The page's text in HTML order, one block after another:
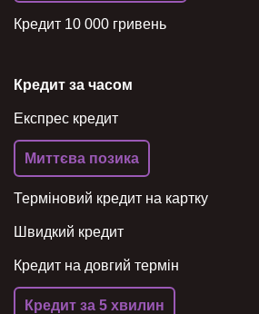
Кредит 10 000 гривень
Кредит за часом
Експрес кредит
Миттєва позика
Терміновий кредит на картку
Швидкий кредит
Кредит на довгий термін
Кредит за 5 хвилин